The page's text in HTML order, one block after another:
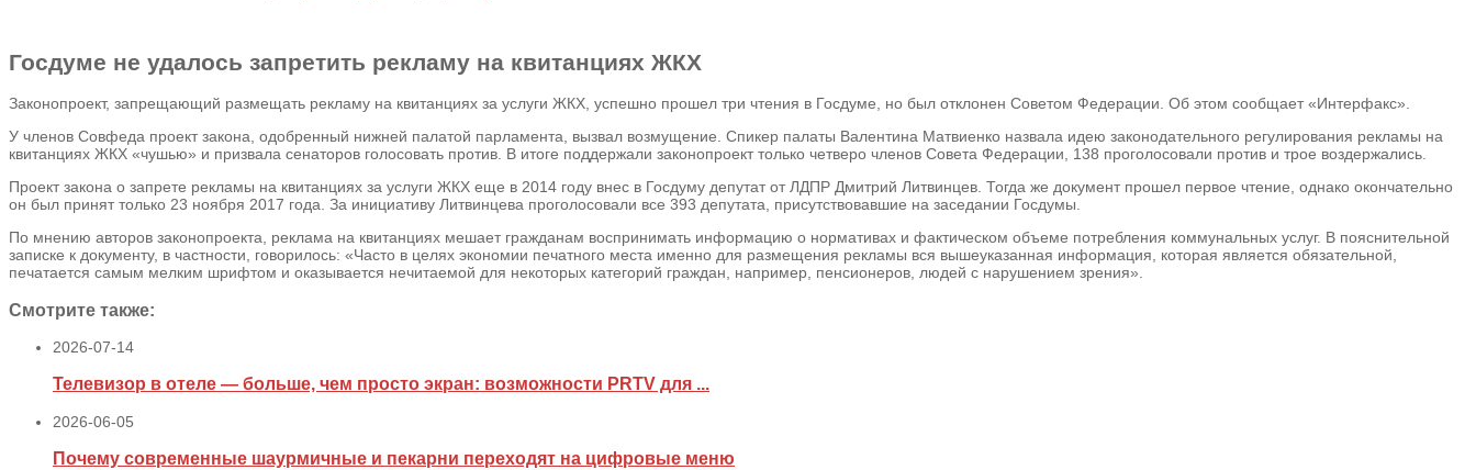
Госдуме не удалось запретить рекламу на квитанциях ЖКХ
Законопроект, запрещающий размещать рекламу на квитанциях за услуги ЖКХ, успешно прошел три чтения в Госдуме, но был отклонен Советом Федерации. Об этом сообщает «Интерфакс».
У членов Совфеда проект закона, одобренный нижней палатой парламента, вызвал возмущение. Спикер палаты Валентина Матвиенко назвала идею законодательного регулирования рекламы на
квитанциях ЖКХ «чушью» и призвала сенаторов голосовать против. В итоге поддержали законопроект только четверо членов Совета Федерации, 138 проголосовали против и трое воздержались.
Проект закона о запрете рекламы на квитанциях за услуги ЖКХ еще в 2014 году внес в Госдуму депутат от ЛДПР Дмитрий Литвинцев. Тогда же документ прошел первое чтение, однако окончательно
он был принят только 23 ноября 2017 года. За инициативу Литвинцева проголосовали все 393 депутата, присутствовавшие на заседании Госдумы.
По мнению авторов законопроекта, реклама на квитанциях мешает гражданам воспринимать информацию о нормативах и фактическом объеме потребления коммунальных услуг. В пояснительной
записке к документу, в частности, говорилось: «Часто в целях экономии печатного места именно для размещения рекламы вся вышеуказанная информация, которая является обязательной,
печатается самым мелким шрифтом и оказывается нечитаемой для некоторых категорий граждан, например, пенсионеров, людей с нарушением зрения».
Смотрите также:
2026-07-14
Телевизор в отеле — больше, чем просто экран: возможности PRTV для ...
2026-06-05
Почему современные шаурмичные и пекарни переходят на цифровые меню